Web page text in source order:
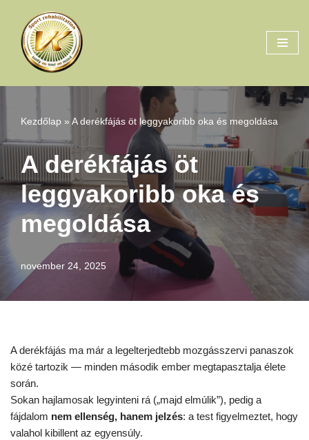
Skip
content
Kezdőlap » A derékfájás öt leggyakoribb oka és megoldása
A derékfájás öt
leggyakoribb oka és
megoldása
november 24, 2025
A derékfájás ma már a legelterjedtebb mozgásszervi panaszok
közé tartozik — minden második ember megtapasztalja élete
során.
Sokan hajlamosak legyinteni rá („majd elmúlik”), pedig a
fájdalom nem ellenség, hanem jelzés: a test figyelmeztet, hogy
valahol kibillent az egyensúly.